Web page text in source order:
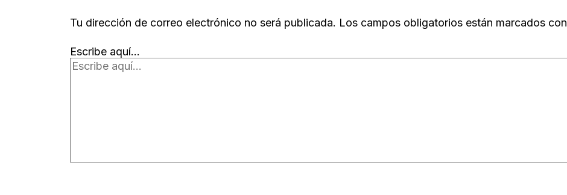
Tu dirección de correo electrónico no será publicada. Los campos obligatorios están marcados con
Escribe aquí...